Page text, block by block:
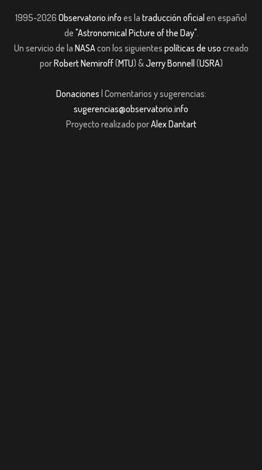
1995-2026 Observatorio.info es la traducción oficial en español
de "Astronomical Picture of the Day".
Un servicio de la NASAcon los siguientes políticas de uso creado
porRobert Nemiroff(MTU) &Jerry Bonnell (USRA)
Donaciones | Comentarios y sugerencias:
sugerencias@observatorio.info
Proyecto realizado porAlex Dantart